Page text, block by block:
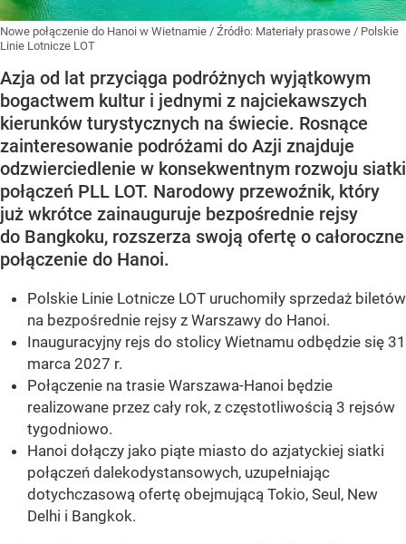
Nowe połączenie do Hanoi w Wietnamie / Źródło: Materiały prasowe / Polskie
Linie Lotnicze LOT
Azja od lat przyciąga podróżnych wyjątkowym
bogactwem kultur i jednymi z najciekawszych
kierunków turystycznych na świecie. Rosnące
zainteresowanie podróżami do Azji znajduje
odzwierciedlenie w konsekwentnym rozwoju siatki
połączeń PLL LOT. Narodowy przewoźnik, który
już wkrótce zainauguruje bezpośrednie rejsy
do Bangkoku, rozszerza swoją ofertę o całoroczne
połączenie do Hanoi.
Polskie Linie Lotnicze LOT uruchomiły sprzedaż biletów
na bezpośrednie rejsy z Warszawy do Hanoi.
Inauguracyjny rejs do stolicy Wietnamu odbędzie się 31
marca 2027 r.
Połączenie na trasie Warszawa-Hanoi będzie
realizowane przez cały rok, z częstotliwością 3 rejsów
tygodniowo.
Hanoi dołączy jako piąte miasto do azjatyckiej siatki
połączeń dalekodystansowych, uzupełniając
dotychczasową ofertę obejmującą Tokio, Seul, New
Delhi i Bangkok.